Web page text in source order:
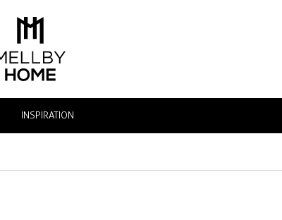
INSPIRATION